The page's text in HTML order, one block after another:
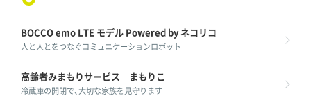
BOCCO emo LTE モデル Powered by ネコリコ
人と人とをつなぐコミュニケーションロボット
高齢者みまもりサービス まもりこ
冷蔵庫の開閉で、大切な家族を見守ります